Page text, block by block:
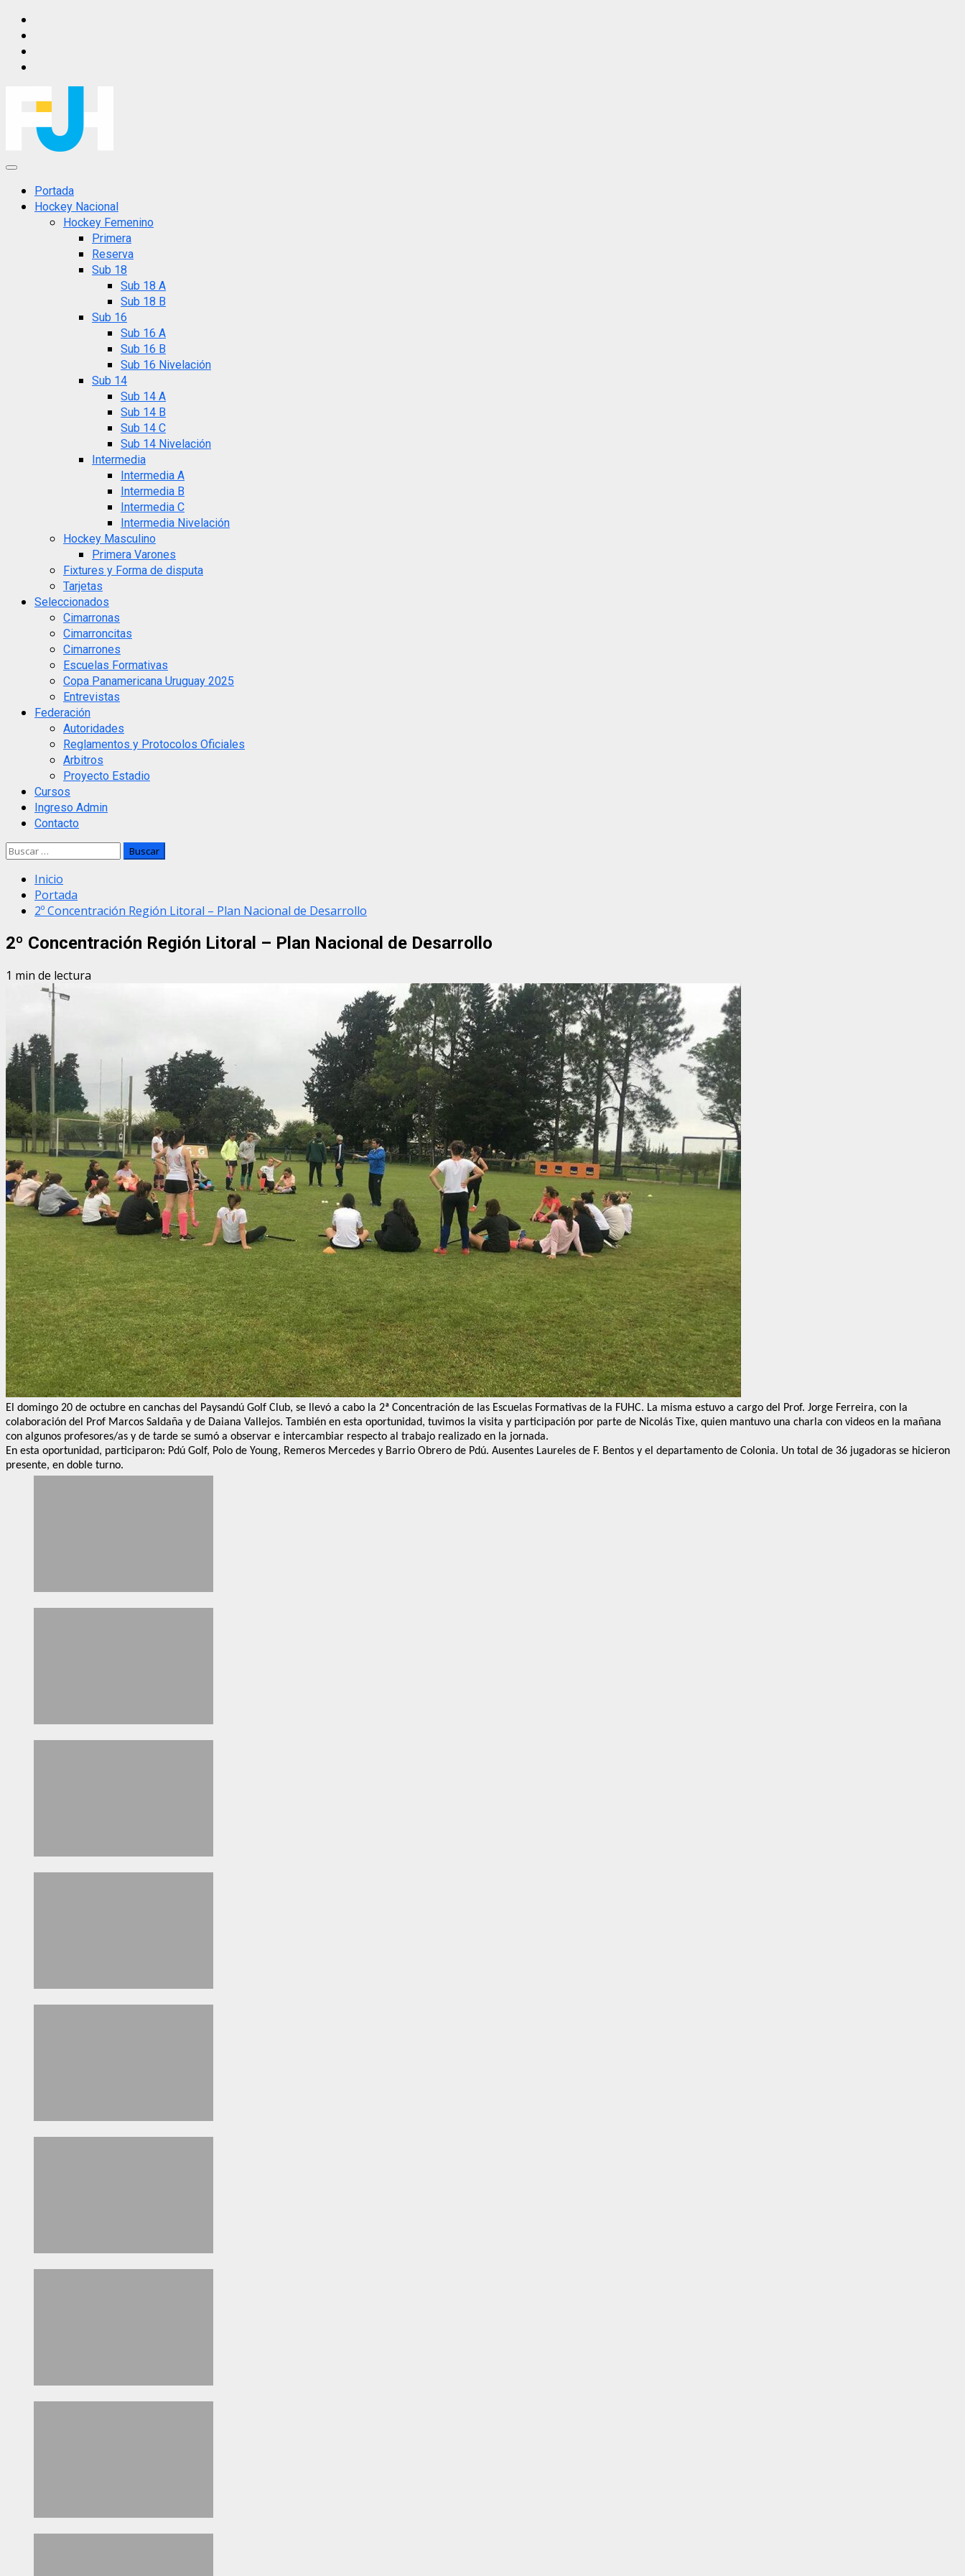
Saltar
contenido
Menú
principalPortada
Hockey Nacional
Hockey Femenino
Primera
Reserva
Sub 18
Sub 18 A
Sub 18 B
Sub 16
Sub 16 A
Sub 16 B
Sub 16 Nivelación
Sub 14
Sub 14 A
Sub 14 B
Sub 14 C
Sub 14 Nivelación
Intermedia
Intermedia A
Intermedia B
Intermedia C
Intermedia Nivelación
Hockey Masculino
Primera Varones
Fixtures y Forma de disputa
Tarjetas
Seleccionados
Cimarronas
Cimarroncitas
Cimarrones
Escuelas Formativas
Copa Panamericana Uruguay 2025
Entrevistas
Federación
Autoridades
Reglamentos y Protocolos Oficiales
Arbitros
Proyecto Estadio
Cursos
Ingreso Admin
Contacto
Buscar:
Inicio
Portada
2º Concentración Región Litoral – Plan Nacional de Desarrollo
2º Concentración Región Litoral – Plan Nacional de Desarrollo
1 min de lectura
El domingo 20 de octubre en canchas del Paysandú Golf Club, se llevó a cabo la 2ª Concentración de las Escuelas Formativas de la FUHC. La misma estuvo a cargo del Prof. Jorge Ferreira, con la
colaboración del Prof Marcos Saldaña y de Daiana Vallejos. También en esta oportunidad, tuvimos la visita y participación por parte de Nicolás Tixe, quien mantuvo una charla con videos en la mañana
con algunos profesores/as y de tarde se sumó a observar e intercambiar respecto al trabajo realizado en la jornada.
En esta oportunidad, participaron: Pdú Golf, Polo de Young, Remeros Mercedes y Barrio Obrero de Pdú. Ausentes Laureles de F. Bentos y el departamento de Colonia. Un total de 36 jugadoras se hicieron
presente, en doble turno.